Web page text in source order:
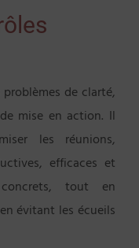
de clarté,
mise en action. Il
les réunions,
efficaces et
tout en
évitant les écueils